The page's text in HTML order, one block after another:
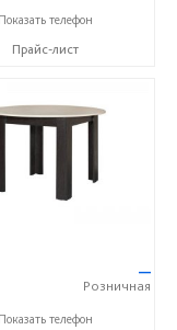
(4722) 40-24-31
Показать телефон
Прайс-лист
—
Розничная
(4722) 40-24-31
Показать телефон